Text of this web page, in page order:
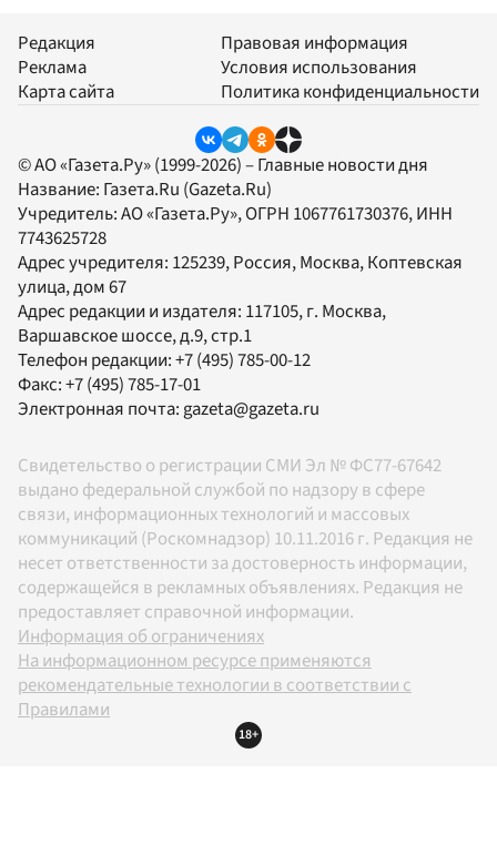
Редакция
Реклама
Карта сайта
Правовая информация
Условия использования
Политика конфиденциальности
© АО «Газета.Ру» (1999-2026) – Главные новости дня
Название: Газета.Ru (Gazeta.Ru)
Учредитель:АО «Газета.Ру», ОГРН 1067761730376, ИНН
7743625728
Адрес учредителя: 125239, Россия, Москва, Коптевская
улица, дом 67
Адрес редакции и издателя: 117105, г. Москва,
Варшавское шоссе, д.9, стр.1
Телефон редакции:+7 (495) 785-00-12
Факс:+7 (495) 785-17-01
Электронная почта: gazeta@gazeta.ru
Свидетельство о регистрации СМИ Эл № ФС77-67642
выдано федеральной службой по надзору в сфере
связи, информационных технологий и массовых
коммуникаций (Роскомнадзор) 10.11.2016 г. Редакция не
несет ответственности за достоверность информации,
содержащейся в рекламных объявлениях. Редакция не
предоставляет справочной информации.
Информация об ограничениях
На информационном ресурсе применяются
рекомендательные технологии в соответствии с
Правилами
18+